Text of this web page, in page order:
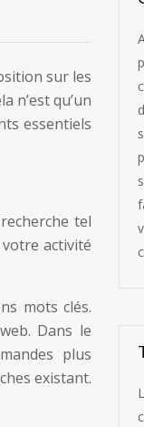
sur les
n’est qu’un
essentiels
tel
activité
mots clés.
Dans le
plus
existant.